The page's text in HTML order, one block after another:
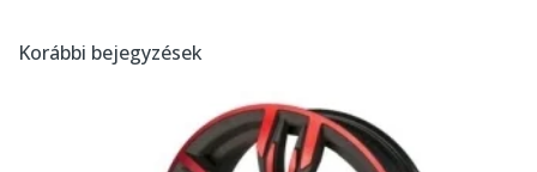
Korábbi bejegyzések